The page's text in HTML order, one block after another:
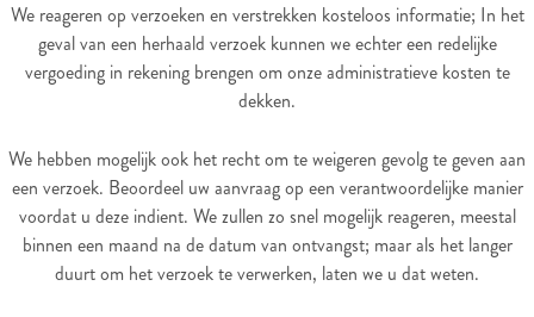
We reageren op verzoeken en verstrekken kosteloos informatie; In het
geval van een herhaald verzoek kunnen we echter een redelijke
vergoeding in rekening brengen om onze administratieve kosten te
dekken.
We hebben mogelijk ook het recht om te weigeren gevolg te geven aan
een verzoek. Beoordeel uw aanvraag op een verantwoordelijke manier
voordat u deze indient. We zullen zo snel mogelijk reageren, meestal
binnen een maand na de datum van ontvangst; maar als het langer
duurt om het verzoek te verwerken, laten we u dat weten.